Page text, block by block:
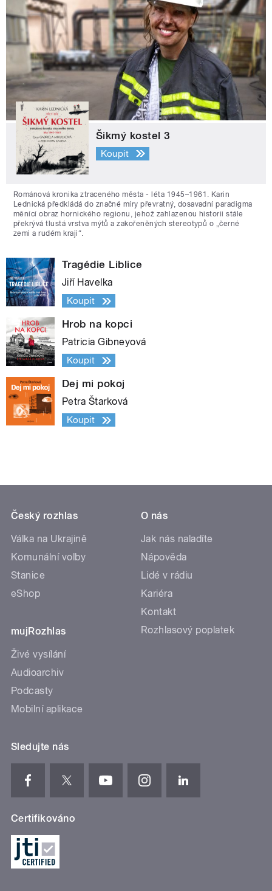
Šikmý kostel 3
Koupit
Románová kronika ztraceného města - léta 1945–1961. Karin
Lednická předkládá do značné míry převratný, dosavadní paradigma
měnící obraz hornického regionu, jehož zahlazenou historii stále
překrývá tlustá vrstva mýtů a zakořeněných stereotypů o „černé
zemi a rudém kraji“.
Tragédie Liblice
Jiří Havelka
Koupit
Hrob na kopci
Patricia Gibneyová
Koupit
Dej mi pokoj
Petra Štarková
Koupit
Český rozhlas
Válka na Ukrajině
Komunální volby
Stanice
eShop
mujRozhlas
Živé vysílání
Audioarchiv
Podcasty
Mobilní aplikace
O nás
Jak nás naladíte
Nápověda
Lidé v rádiu
Kariéra
Kontakt
Rozhlasový poplatek
Sledujte nás
Certifikováno